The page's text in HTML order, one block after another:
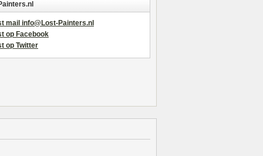
mail info@Lost-Painters.nl
op Facebook
op Twitter